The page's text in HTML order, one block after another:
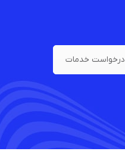
درخواست خدمات